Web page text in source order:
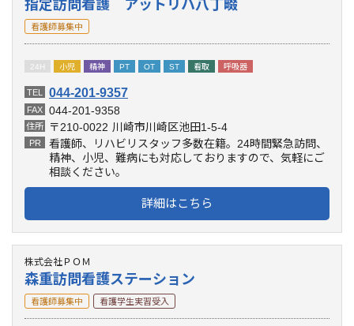
指定訪問看護 アットリハ八丁畷
看護師募集中
24H 小児 精神 PT OT ST 看取 呼吸器
TEL 044-201-9357
FAX 044-201-9358
住所 〒210-0022 川崎市川崎区池田1-5-4
PR
看護師、リハビリスタッフ多数在籍。24時間緊急訪問、
精神、小児、難病にも対応しておりますので、気軽にご
相談ください。
詳細はこちら
株式会社ＰＯＭ
森重訪問看護ステーション
看護師募集中 看護学生実習受入